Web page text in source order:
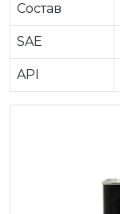
Состав
SAE
API